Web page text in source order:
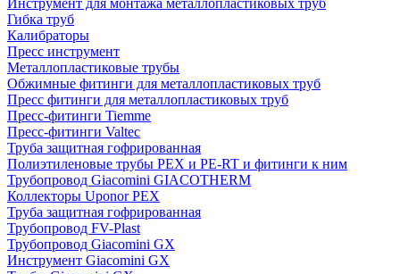
Гибка труб
Калибраторы
Пресс инструмент
Металлопластиковые трубы
Обжимные фитинги для металлопластиковых труб
Пресс фитинги для металлопластиковых труб
Пресс-фитинги Tiemme
Пресс-фитинги Valtec
Труба защитная гофрированная
Полиэтиленовые трубы PEX и PE-RT и фитинги к ним
Трубопровод Giacomini GIACOTHERM
Коллекторы Uponor PEX
Труба защитная гофрированная
Трубопровод FV-Plast
Трубопровод Giacomini GX
Инструмент Giacomini GX